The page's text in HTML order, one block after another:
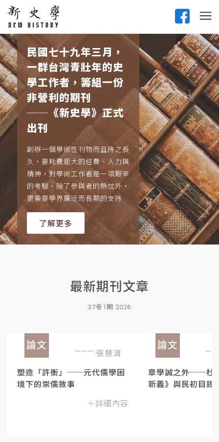
民國七十九年三月，
一群台灣青壯年的史
學工作者，籌組一份
非營利的期刊
──《新史學》正式
出刊
創辦一個學術性刊物而且持之長
久，要耗費鉅大的經費、人力與
精神，對學術工作者是一項艱辛
的考驗，除了參與者的熱忱外，
更需要學界廣泛而長期的支持
了解更多
最新期刊文章
37卷1期 2026
論文
張慧清
塑造「許衡」──元代儒學困
境下的崇儒敘事
＋詳細內容
論文
章學誠之外──杜
新義》與民初目錄